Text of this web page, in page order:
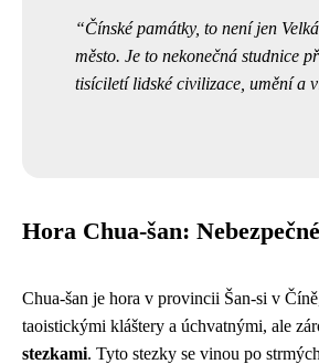
Čínské památky, to není jen
město. Je to nekonečná studnice
tisíciletí lidské civilizace, umění a
Hora Chua-šan:
Chua-šan je hora v provincii Šan-si v
taoistickými kláštery a úchvatnými, ale
stezkami. Tyto stezky se vinou po